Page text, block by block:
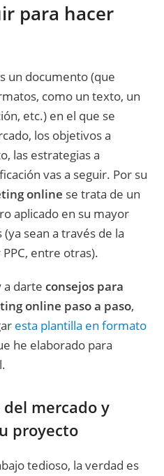
para hacer
un documento (que
como un texto, un
etc.) en el que se
los objetivos a
las estrategias a
vas a seguir. Por su
online se trata de un
aplicado en su mayor
sean a través de la
entre otras).
a darteconsejos para
online paso a paso,
esta plantilla en formato
he elaborado para
mercado y
proyecto
tedioso, la verdad es